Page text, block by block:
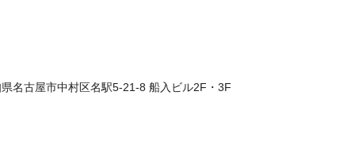
名古屋市中村区名駅5-21-8 船入ビル2F・3F